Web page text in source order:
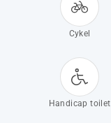
Cykel
Handicap toilet